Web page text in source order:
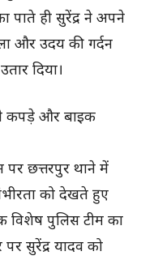
पाते ही सुरेंद्र ने अपने
और उदय की गर्दन
दिया।
कपड़े और बाइक
छत्तरपुर थाने में
को देखते हुए
विशेष पुलिस टीम का
सुरेंद्र यादव को